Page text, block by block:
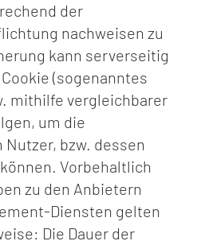
der
nachweisen zu
kann serverseitig
(sogenanntes
mithilfe vergleichbarer
um die
bzw. dessen
Vorbehaltlich
zu den Anbietern
Diensten gelten
Die Dauer der